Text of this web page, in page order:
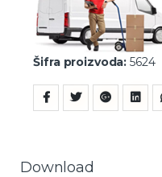
Šifra proizvoda: 5624
Download